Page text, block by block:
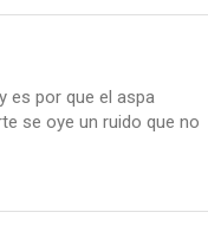
es por que el aspa
se oye un ruido que no